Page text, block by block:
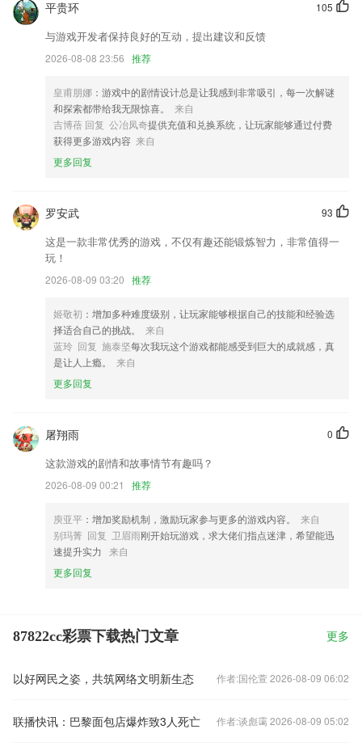
开发者：海姆达尔（北京）科技有限公司
远程连接对用户为空的异常的兼容性
[新增] 新增企业长租功能
以上就是金年会金字招牌-诚信至上的介绍，如果您喜欢这款软件，您可
以到应用商店进行打分评论，说出您的使用经历，以帮助我们更好的对产
品进行优化修改。
商店进行打分评论，说出您的使用经历，以帮助我们更好的对产品进行优
化修改。
105
平贵环
与游戏开发者保持良好的互动，提出建议和反馈
2026-08-08 23:56 推荐
皇甫朋娜 ：游戏中的剧情设计总是让我感到非常吸引，每一次解谜
和探索都带给我无限惊喜。
来自
吉博蓓 回复 公冶凤奇提供充值和兑换系统，让玩家能够通过付费
获得更多游戏内容 来自
更多回复
93
罗安武
这是一款非常优秀的游戏，不仅有趣还能锻炼智力，非常值得一
玩！
2026-08-09 03:20 推荐
姬敬初 ：增加多种难度级别，让玩家能够根据自己的技能和经验选
择适合自己的挑战。
来自
蓝玲 回复 施泰坚每次我玩这个游戏都能感受到巨大的成就感，真
是让人上瘾。
来自
更多回复
0
屠翔雨
这款游戏的剧情和故事情节有趣吗？
2026-08-09 00:21 推荐
庾亚平 ：增加奖励机制，激励玩家参与更多的游戏内容。
来自
别玛菁 回复 卫眉雨刚开始玩游戏，求大佬们指点迷津，希望能迅
速提升实力 来自
更多回复
87822cc彩票下载热门文章 更多
以好网民之姿，共筑网络文明新生态 作者:国伦萱 2026-08-09 06:02
联播快讯：巴黎面包店爆炸致3人死亡 作者:谈彪霭 2026-08-09 05:02